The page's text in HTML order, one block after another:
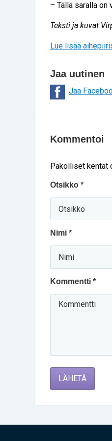
– Tällä saralla on
Teksti ja kuvat
Lue lisää
Jaa uutinen
Jaa
Kommentoi
Pakolliset kentät
Otsikko *
Nimi *
Kommentti *
LÄHETÄ